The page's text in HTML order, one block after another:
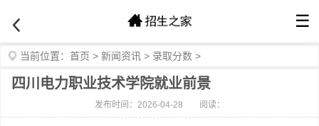
☰
当前位置： 首页 > 新闻资讯 > 录取分数 >
四川电力职业技术学院就业前景
发布时间：2026-04-28 阅读：